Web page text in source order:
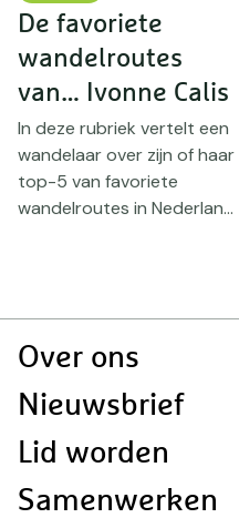
De favoriete
wandelroutes
van… Ivonne Calis
In deze rubriek vertelt een
wandelaar over zijn of haar
top-5 van favoriete
wandelroutes in Nederlan...
Doormat
Over ons
Nieuwsbrief
Lid worden
Samenwerken